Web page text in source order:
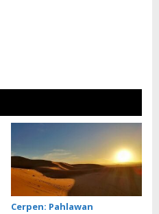
Cerpen: Pahlawan